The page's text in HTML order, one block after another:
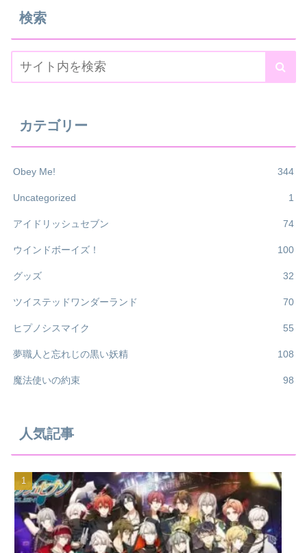
検索
カテゴリー
Obey Me! 344
Uncategorized 1
アイドリッシュセブン 74
ウインドボーイズ！ 100
グッズ 32
ツイステッドワンダーランド 70
ヒプノシスマイク 55
夢職人と忘れじの黒い妖精 108
魔法使いの約束 98
人気記事